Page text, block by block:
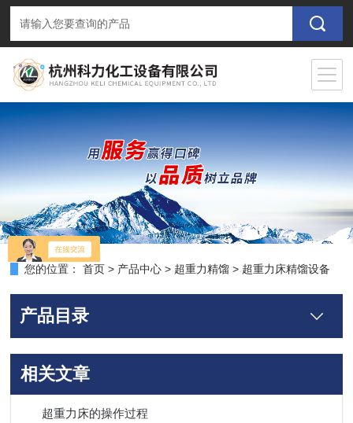
您的位置： 首页 > 产品中心 > 超重力精馏 > 超重力床精馏设备
产品目录
相关文章
超重力床的操作过程